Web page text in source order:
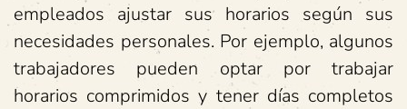
empleados ajustar sus horarios según sus
necesidades personales. Por ejemplo, algunos
trabajadores pueden optar por trabajar
horarios comprimidos y tener días completos